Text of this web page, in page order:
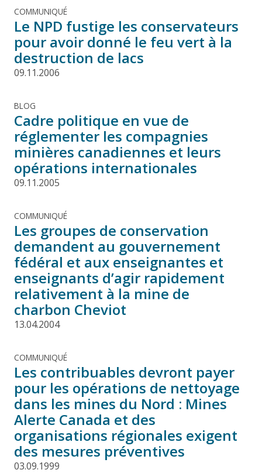
COMMUNIQUÉ
Le NPD fustige les conservateurs
pour avoir donné le feu vert à la
destruction de lacs
09.11.2006
BLOG
Cadre politique en vue de
réglementer les compagnies
minières canadiennes et leurs
opérations internationales
09.11.2005
COMMUNIQUÉ
Les groupes de conservation
demandent au gouvernement
fédéral et aux enseignantes et
enseignants d’agir rapidement
relativement à la mine de
charbon Cheviot
13.04.2004
COMMUNIQUÉ
Les contribuables devront payer
pour les opérations de nettoyage
dans les mines du Nord : Mines
Alerte Canada et des
organisations régionales exigent
des mesures préventives
03.09.1999